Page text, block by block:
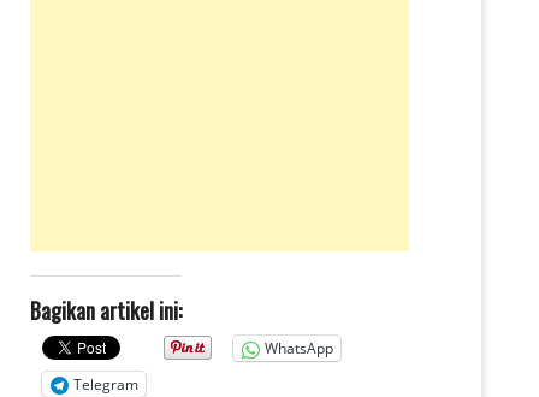
Bagikan artikel ini:
WhatsApp
Telegram